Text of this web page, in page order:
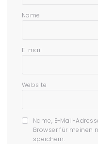
Name
E-mail
Website
Name, E-Mail-
Browser für meinen
speichern.